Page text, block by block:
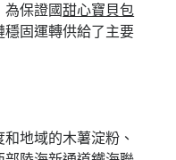
為保證國甜心寶貝包
穩固運轉供給了主要
地域的木薯淀粉、